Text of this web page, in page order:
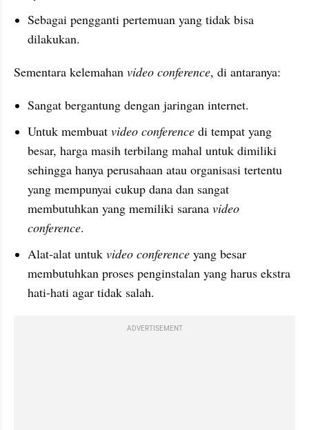
Sebagai pengganti pertemuan yang tidak bisa
dilakukan.
Sementara kelemahan video conference, di antaranya:
Sangat bergantung dengan jaringan internet.
Untuk membuat video conference di tempat yang
besar, harga masih terbilang mahal untuk dimiliki
sehingga hanya perusahaan atau organisasi tertentu
yang mempunyai cukup dana dan sangat
membutuhkan yang memiliki sarana video
conference.
Alat-alat untuk video conference yang besar
membutuhkan proses penginstalan yang harus ekstra
hati-hati agar tidak salah.
ADVERTISEMENT